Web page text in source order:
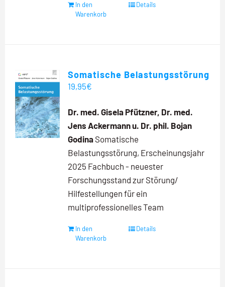
In den
Warenkorb
Details
Somatische Belastungsstörung
19,95€
Dr. med. Gisela Pfützner, Dr. med.
Jens Ackermann u. Dr. phil. Bojan
GodinaSomatische
Belastungsstörung, Erscheinungsjahr
2025 Fachbuch - neuester
Forschungsstand zur Störung/
Hilfestellungen für ein
multiprofessionelles Team
In den
Warenkorb
Details